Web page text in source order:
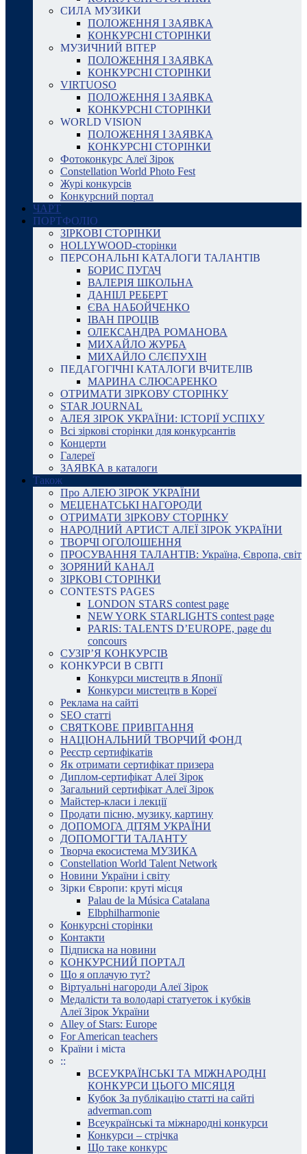
СИЛА МУЗИКИ
ПОЛОЖЕННЯ І ЗАЯВКА
КОНКУРСНІ СТОРІНКИ
МУЗИЧНИЙ ВІТЕР
ПОЛОЖЕННЯ І ЗАЯВКА
КОНКУРСНІ СТОРІНКИ
VIRTUOSO
ПОЛОЖЕННЯ І ЗАЯВКА
КОНКУРСНІ СТОРІНКИ
WORLD VISION
ПОЛОЖЕННЯ І ЗАЯВКА
КОНКУРСНІ СТОРІНКИ
Фотоконкурс Алеї Зірок
Constellation World Photo Fest
Журі конкурсів
Конкурсний портал
ЧАРТ
ПОРТФОЛІО
ЗІРКОВІ СТОРІНКИ
HOLLYWOOD-сторінки
ПЕРСОНАЛЬНІ КАТАЛОГИ ТАЛАНТІВ
БОРИС ПУГАЧ
ВАЛЕРІЯ ШКОЛЬНА
ДАНІІЛ РЕБЕРТ
ЄВА НАБОЙЧЕНКО
ІВАН ПРОЦІВ
ОЛЕКСАНДРА РОМАНОВА
МИХАЙЛО ЖУРБА
МИХАЙЛО СЛЄПУХІН
ПЕДАГОГІЧНІ КАТАЛОГИ ВЧИТЕЛІВ
МАРИНА СЛЮСАРЕНКО
ОТРИМАТИ ЗІРКОВУ СТОРІНКУ
STAR JOURNAL
АЛЕЯ ЗІРОК УКРАЇНИ: ІСТОРІЇ УСПІХУ
Всі зіркові сторінки для конкурсантів
Концерти
Галереї
ЗАЯВКА в каталоги
Також
Про АЛЕЮ ЗІРОК УКРАЇНИ
МЕЦЕНАТСЬКІ НАГОРОДИ
ОТРИМАТИ ЗІРКОВУ СТОРІНКУ
НАРОДНИЙ АРТИСТ АЛЕЇ ЗІРОК УКРАЇНИ
ТВОРЧІ ОГОЛОШЕННЯ
ПРОСУВАННЯ ТАЛАНТІВ: Україна, Європа, світ
ЗОРЯНИЙ КАНАЛ
ЗІРКОВІ СТОРІНКИ
CONTESTS PAGES
LONDON STARS contest page
NEW YORK STARLIGHTS contest page
PARIS: TALENTS D’EUROPE, page du
concours
СУЗІР’Я КОНКУРСІВ
КОНКУРСИ В СВІТІ
Конкурси мистецтв в Японії
Конкурси мистецтв в Кореї
Реклама на сайті
SEO статті
СВЯТКОВЕ ПРИВІТАННЯ
НАЦІОНАЛЬНИЙ ТВОРЧИЙ ФОНД
Реєстр сертифікатів
Як отримати сертифікат призера
Диплом-сертифікат Алеї Зірок
Загальний сертифікат Алеї Зірок
Майстер-класи і лекції
Продати пісню, музику, картину
ДОПОМОГА ДІТЯМ УКРАЇНИ
ДОПОМОГТИ ТАЛАНТУ
Творча екосистема МУЗИКА
Constellation World Talent Network
Новини України і світу
Зірки Європи: круті місця
Palau de la Música Catalana
Elbphilharmonie
Конкурсні сторінки
Контакти
Підписка на новини
КОНКУРСНИЙ ПОРТАЛ
Що я оплачую тут?
Віртуальні нагороди Алеї Зірок
Медалісти та володарі статуеток і кубків
Алеї Зірок України
Alley of Stars: Europe
For American teachers
Країни і міста
::
ВСЕУКРАЇНСЬКІ ТА МІЖНАРОДНІ
КОНКУРСИ ЦЬОГО МІСЯЦЯ
Кубок За публікацію статті на сайті
adverman.com
Всеукраїнські та міжнародні конкурси
Конкурси – стрічка
Що таке конкурс